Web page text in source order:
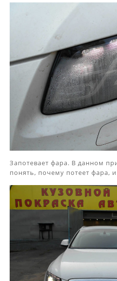
Запотевает фара. В данном
понять, почему потеет фара,